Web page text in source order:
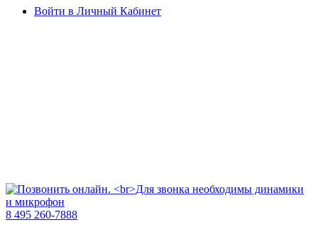
Войти в Личный Кабинет
8 495 260-7888